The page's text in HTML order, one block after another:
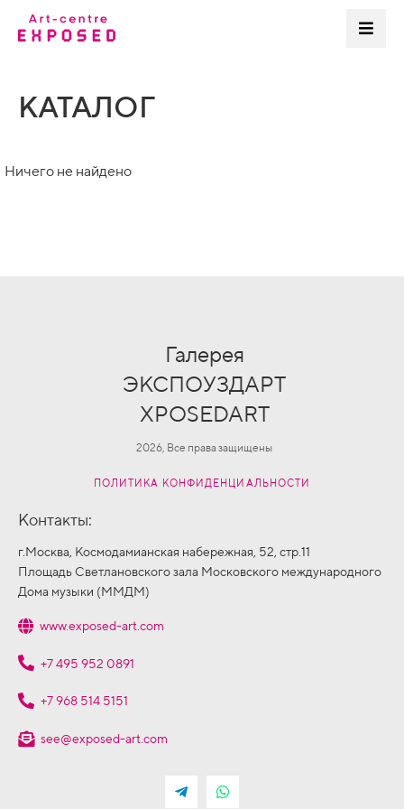
КАТАЛОГ
Ничего не найдено
Галерея
ЭКСПОУЗДАРТ
XPOSEDART
2026, Все права защищены
ПОЛИТИКА КОНФИДЕНЦИАЛЬНОСТИ
Контакты:
г.Москва, Космодамианская набережная, 52, стр.11
Площадь Светлановского зала Московского международного
Дома музыки (ММДМ)
www.exposed-art.com
+7 495 952 0891
+7 968 514 5151
see@exposed-art.com